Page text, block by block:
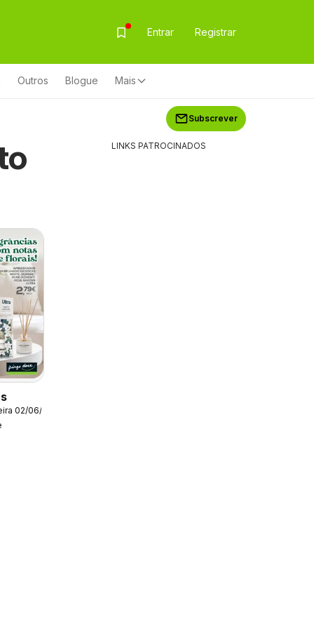
Entrar Registrar
Outros Blogue Mais
Subscrever
02/06/2025
LINKS PATROCINADOS